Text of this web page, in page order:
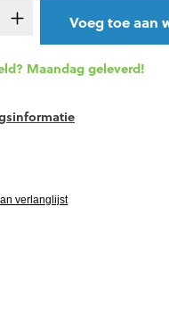
Voeg toe aan
Maandag geleverd!
verlanglijst